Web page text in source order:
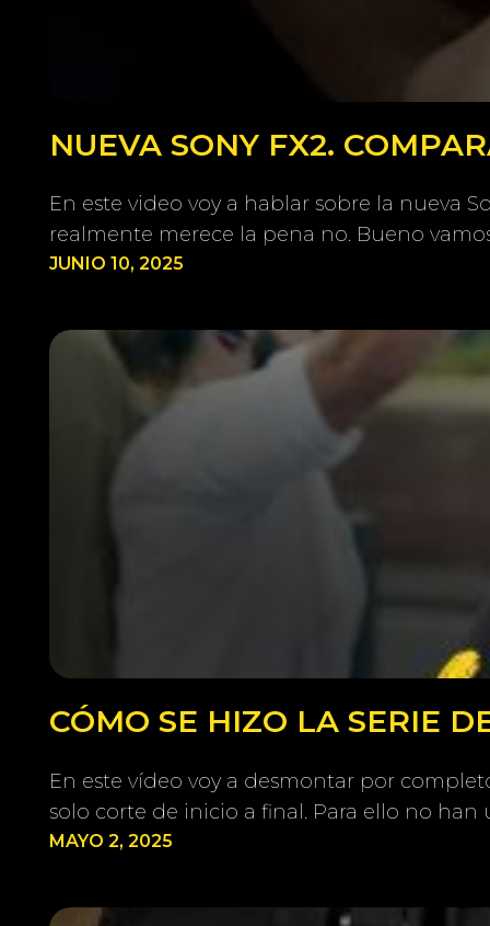
NUEVA SONY FX2.
En este video voy a hablar sobre la nueva
realmente merece la pena no. Bueno
JUNIO 10, 2025
CÓMO SE HIZO LA SERIE
En este vídeo voy a desmontar por
solo corte de inicio a final. Para ello no han
MAYO 2, 2025